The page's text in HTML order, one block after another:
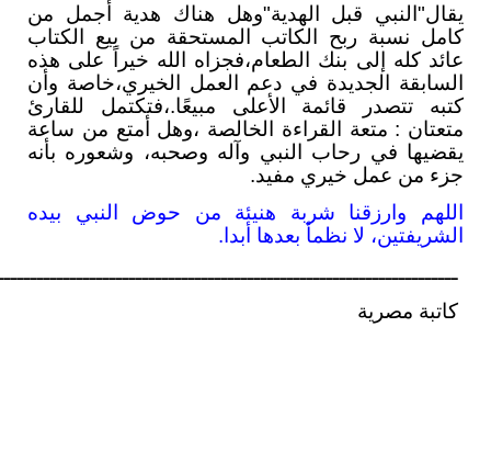
يقال"النبي قبل الهدية"وهل هناك هدية أجمل من
كامل نسبة ربح الكاتب المستحقة من بيع الكتاب
عائد كله إلى بنك الطعام،فجزاه الله خيراً على هذه
السابقة الجديدة في دعم العمل الخيري،خاصة وأن
كتبه تتصدر قائمة الأعلى مبيعًا.،فتكتمل للقارئ
متعتان : متعة القراءة الخالصة ،وهل أمتع من ساعة
يقضيها في رحاب النبي وآله وصحبه، وشعوره بأنه
جزء من عمل خيري مفيد.
اللهم وارزقنا شربة هنيئة من حوض النبي بيده
الشريفتين، لا نظمأ بعدها أبدا.
كاتبة مصرية